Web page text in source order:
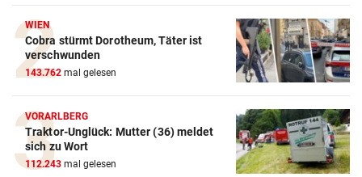
WIEN
Cobra stürmt Dorotheum, Täter ist
verschwunden
143.762 mal gelesen
VORARLBERG
Traktor-Unglück: Mutter (36) meldet
sich zu Wort
112.243 mal gelesen
Crosstrainer Vergleich
ZUM VERGLEICH
E-Bike Vergleich
Elektro-Scooter Vergleich
ZUM VERGLEICH